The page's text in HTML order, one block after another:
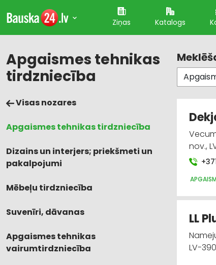
Ziņas Katalogs
Apgaismes tehnikas
tirdzniecība
Visas nozares
Apgaismes tehnikas tirdzniecība
Dizains un interjers; priekšmeti un
pakalpojumi
Mēbeļu tirdzniecība
Suvenīri, dāvanas
Apgaismes tehnikas
vairumtirdzniecība
nov.,
LL
LV-